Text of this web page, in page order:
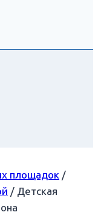
площадок /
/ Детская